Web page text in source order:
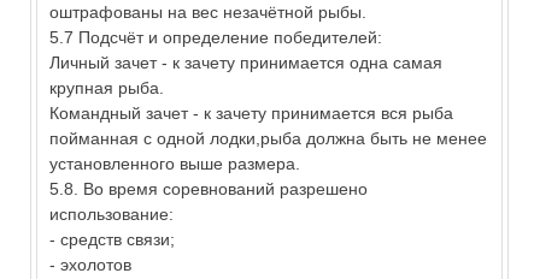
оштрафованы на вес незачётной рыбы.
5.7 Подсчёт и определение победителей:
Личный зачет - к зачету принимается одна самая
крупная рыба.
Командный зачет - к зачету принимается вся рыба
пойманная с одной лодки,рыба должна быть не менее
установленного выше размера.
5.8. Во время соревнований разрешено
использование:
- средств связи;
- эхолотов